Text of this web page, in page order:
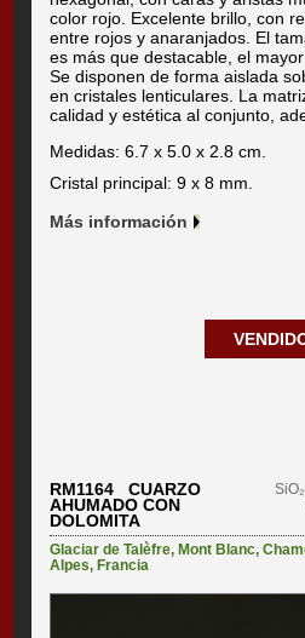
color rojo. Excelente brillo, con
entre rojos y anaranjados. El
es más que destacable, el
Se disponen de forma aislada
en cristales lenticulares. La
calidad y estética al conjunto,
Medidas: 6.7 x 5.0 x 2.8 cm.
Cristal principal: 9 x 8 mm.
Más información
RM1164 CUARZO
AHUMADO CON
DOLOMITA
SiO₂
Glaciar de Talèfre, Mont Blanc,
Alpes, Francia